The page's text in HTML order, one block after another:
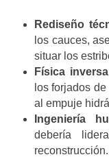
Rediseño
los cauces,
situar los
Física
los forjados
al empuje
Ingeniería
debería